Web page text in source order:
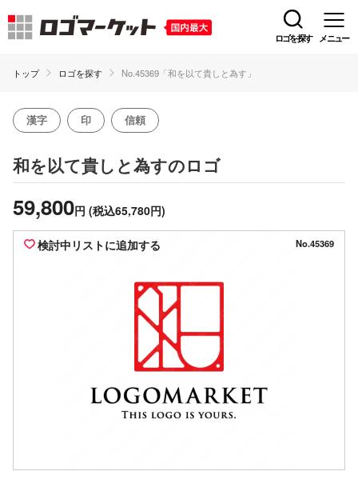
ロゴを探す メニュー
トップ ロゴを探す No.45369「和を以て貴しと為す」
漢字 印 信頼
和を以て貴しと為すのロゴ
59,800円 (税込65,780円)
検討中リストに追加する No.45369